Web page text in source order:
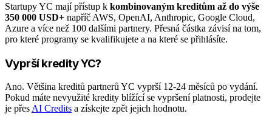
Startupy YC mají přístup k kombinovaným kreditům až do výše
350 000 USD+ napříč AWS, OpenAI, Anthropic, Google Cloud,
Azure a více než 100 dalšími partnery. Přesná částka závisí na tom,
pro které programy se kvalifikujete a na které se přihlásíte.
Vyprší kredity YC?
Ano. Většina kreditů partnerů YC vyprší 12-24 měsíců po vydání.
Pokud máte nevyužité kredity blížící se vypršení platnosti, prodejte
je přes AI Credits a získejte zpět jejich hodnotu.